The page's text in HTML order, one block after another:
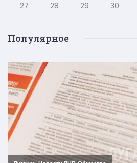
27
28 29 30
Популярное